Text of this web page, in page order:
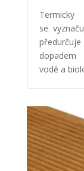
se
vodě a